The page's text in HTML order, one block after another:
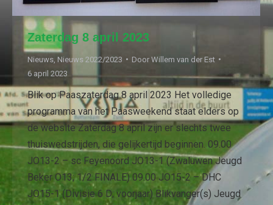
Zaterdag 8 april 2023
Nieuws Nieuws 2022/2023 Door Willem van der Est
6 april 2023
Blik op Paaszaterdag 8 april 2023 Het volledige
programma van het Paasweekend staat elders op
de website Zaterdag 8 april zijn er slechts twee
thuiswedstrijden, die gelijkertijd beginnen. 09.00
JO13-2 – sc Feyenoord JO13-1 (Zwaluwen Jeugd
Beker O13; 1/2 FINALE) 09.00 JO15-2 – DHC
JO15-1 (Divisie 6 D; voorjaar) Blikvanger(s) Jeugd